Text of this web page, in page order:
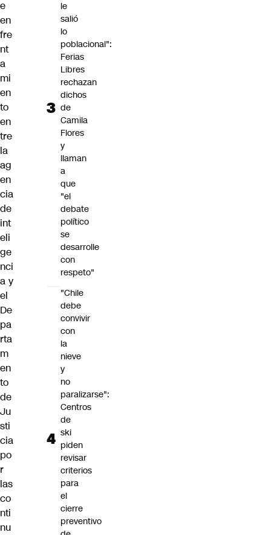
e
en
fre
nt
a
mi
en
to
en
tre
la
ag
en
cia
de
int
eli
ge
nci
a y
el
De
pa
rta
m
en
to
de
Ju
sti
cia
po
r
las
co
nti
nu
le
salió
lo
poblacional":
Ferias
Libres
rechazan
dichos
de
Camila
Flores
y
llaman
a
que
"el
debate
político
se
desarrolle
con
respeto"
"Chile
debe
convivir
con
la
nieve
y
no
paralizarse":
Centros
de
ski
piden
revisar
criterios
para
el
cierre
preventivo